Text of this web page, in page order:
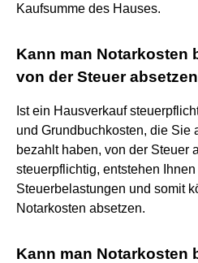
Kaufsumme des Hauses.
Kann man Notarkosten
von der Steuer
Ist ein Hausverkauf
und Grundbuchkosten, die Sie
bezahlt haben, von der Steuer
steuerpflichtig, entstehen
Steuerbelastungen und somit
Notarkosten absetzen.
Kann man Notarkosten